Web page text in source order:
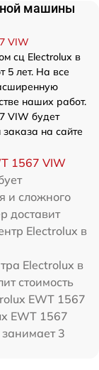
машины
VIW
сц Electrolux в
5 лет. На все
наших работ.
VIW будет
на сайте
1567 VIW
и сложного
доставит
Electrolux в
Electrolux в
стоимость
EWT 1567
EWT 1567
3